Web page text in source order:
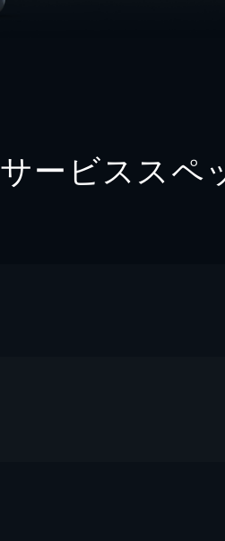
サービススペ